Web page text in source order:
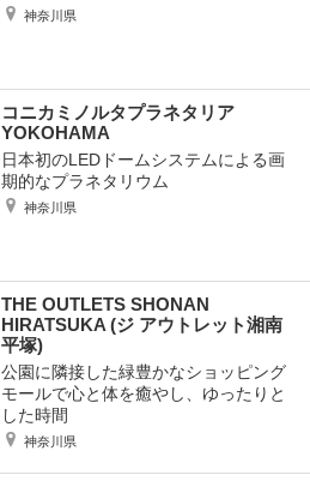
神奈川県
コニカミノルタプラネタリア
YOKOHAMA
日本初のLEDドームシステムによる画
期的なプラネタリウム
神奈川県
THE OUTLETS SHONAN
HIRATSUKA (ジ アウトレット湘南
平塚)
公園に隣接した緑豊かなショッピング
モールで心と体を癒やし、ゆったりと
した時間
神奈川県